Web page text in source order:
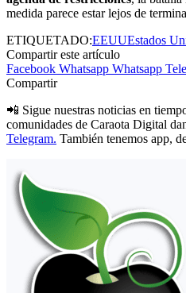
medida parece estar lejos de
ETIQUETADO:EEUUEstados
Compartir este artículo
Facebook Whatsapp Whatsapp
Compartir
📲 Sigue nuestras noticias en
comunidades de Caraota Digital
Telegram. También tenemos app,